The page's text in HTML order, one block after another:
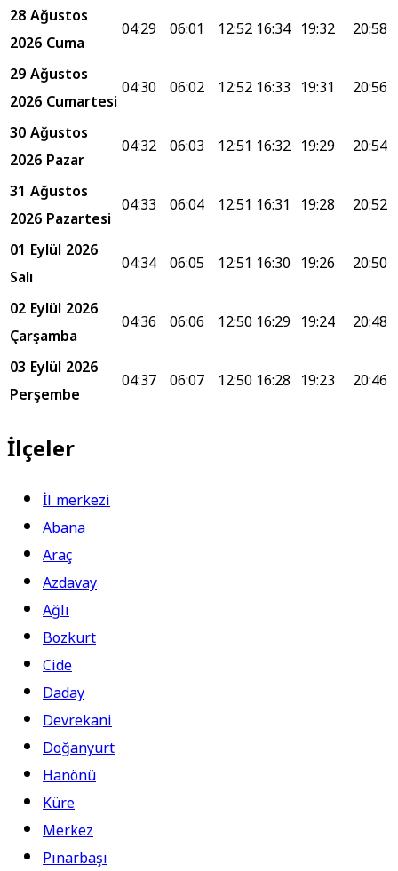
28 Ağustos
2026 Cuma
04:29 06:01 12:5216:34 19:32
20:58
29 Ağustos
2026 Cumartesi
04:30 06:02 12:5216:33 19:31
20:56
30 Ağustos
2026 Pazar
04:32 06:03 12:51 16:32 19:29
20:54
31 Ağustos
2026 Pazartesi
04:33 06:04 12:51 16:31 19:28
20:52
01 Eylül 2026
Salı
04:34 06:05 12:51 16:30 19:26
20:50
02 Eylül 2026
Çarşamba
04:36 06:06 12:5016:29 19:24
20:48
03 Eylül 2026
Perşembe
04:37 06:07 12:5016:28 19:23 20:46
İlçeler
İl merkezi
Abana
Araç
Azdavay
Ağlı
Bozkurt
Cide
Daday
Devrekani
Doğanyurt
Hanönü
Küre
Merkez
Pınarbaşı